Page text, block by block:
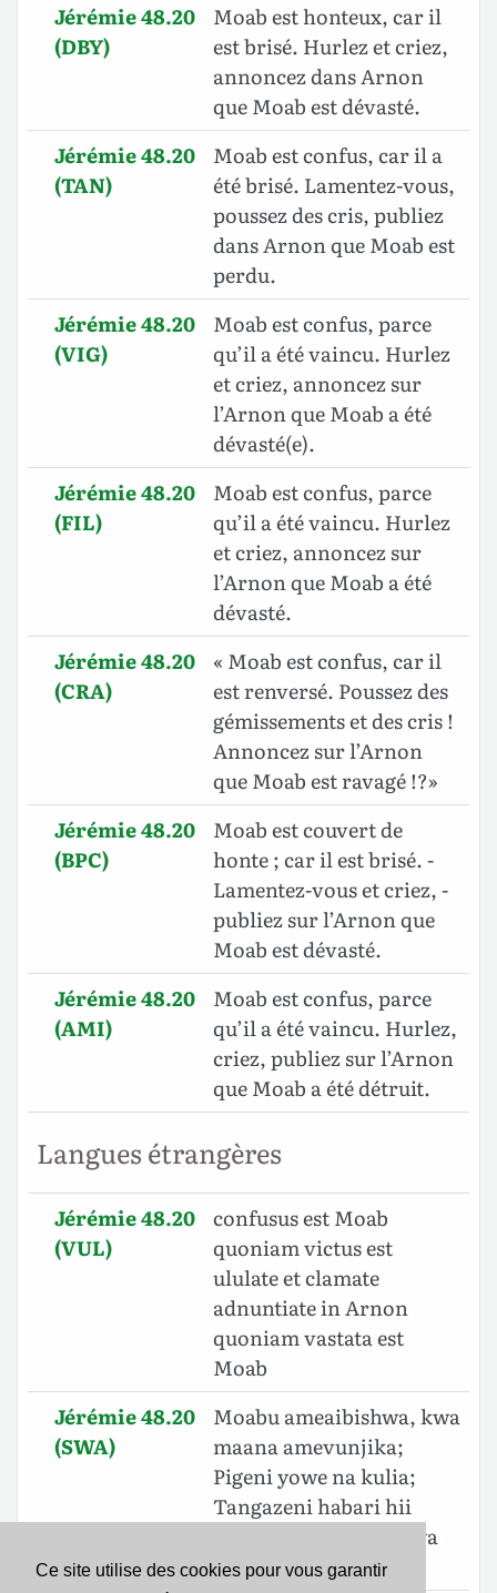
Ce site utilise des cookies pour vous garantir
Jérémie 48.20
(DBY)
Moab est honteux, car il
est brisé. Hurlez et criez,
annoncez dans Arnon
que Moab est dévasté.
Jérémie 48.20
(TAN)
Moab est confus, car il a
été brisé. Lamentez-vous,
poussez des cris, publiez
dans Arnon que Moab est
perdu.
Jérémie 48.20
(VIG)
Moab est confus, parce
qu’il a été vaincu. Hurlez
et criez, annoncez sur
l’Arnon que Moab a été
dévasté(e).
Jérémie 48.20
(FIL)
Moab est confus, parce
qu’il a été vaincu. Hurlez
et criez, annoncez sur
l’Arnon que Moab a été
dévasté.
Jérémie 48.20
(CRA)
« Moab est confus, car il
est renversé. Poussez des
gémissements et des cris !
Annoncez sur l’Arnon
que Moab est ravagé !?»
Jérémie 48.20
(BPC)
Moab est couvert de
honte ; car il est brisé. -
Lamentez-vous et criez, -
publiez sur l’Arnon que
Moab est dévasté.
Jérémie 48.20
(AMI)
Moab est confus, parce
qu’il a été vaincu. Hurlez,
criez, publiez sur l’Arnon
que Moab a été détruit.
Langues étrangères
Jérémie 48.20
(VUL)
confusus est Moab
quoniam victus est
ululate et clamate
adnuntiate in Arnon
quoniam vastata est
Moab
Jérémie 48.20
(SWA)
Moabu ameaibishwa, kwa
maana amevunjika;
Pigeni yowe na kulia;
Tangazeni habari hii
katika Arnoni, Ya kuwa
Moabu ameharibika.